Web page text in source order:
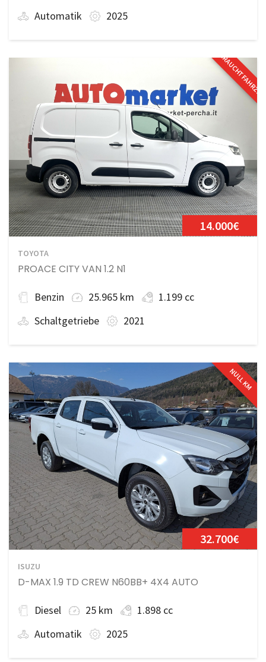
Automatik 2025
14.000€
TOYOTA
PROACE CITY VAN 1.2 N1
Benzin 25.965 km
1.199 cc
Schaltgetriebe
2021
NULL KM
32.700€
ISUZU
D-MAX 1.9 TD CREW N60BB+ 4X4 AUTO
Diesel 25 km
1.898 cc
Automatik
2025